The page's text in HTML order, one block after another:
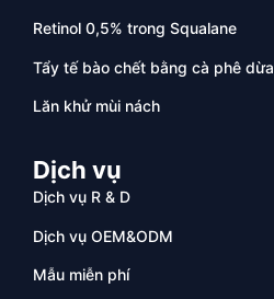
Retinol 0,5% trong Squalane
Tẩy tế bào chết bằng cà phê dừa
Lăn khử mùi nách
Dịch vụ
Dịch vụ R & D
Dịch vụ OEM&ODM
Mẫu miễn phí